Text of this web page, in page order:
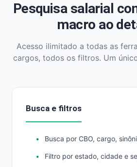
Pesquisa salarial
macro ao
Acesso ilimitado a todas as
cargos, todos os filtros. Um
Busca e filtros
Busca por CBO, cargo,
Filtro por estado, cidade e